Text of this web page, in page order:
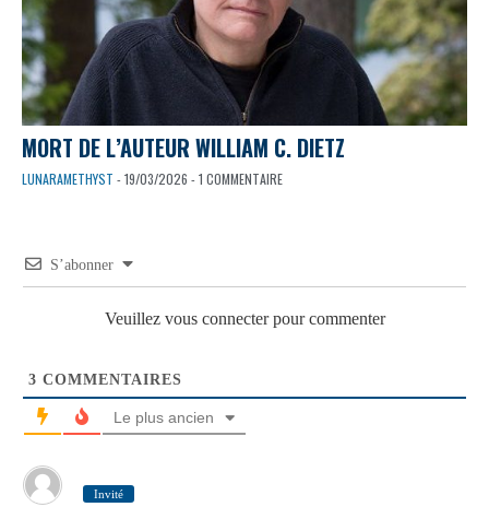
MORT DE L’AUTEUR WILLIAM C. DIETZ
LUNARAMETHYST - 19/03/2026 - 1 COMMENTAIRE
S’abonner
Veuillez vous connecter pour commenter
3 COMMENTAIRES
Le plus ancien
Invité